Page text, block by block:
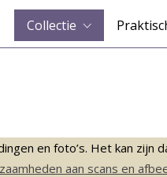
Collectie
en foto’s. Het kan
aan scans en